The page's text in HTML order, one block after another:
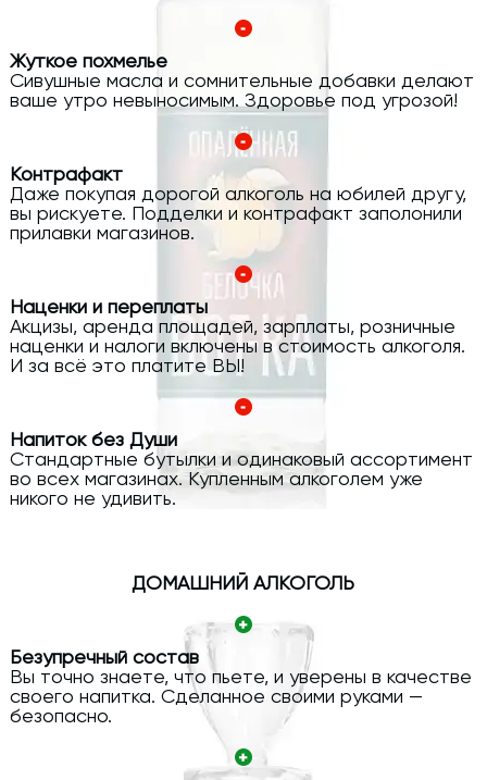
Жуткое похмелье
Сивушные масла и сомнительные добавки делают
ваше утро невыносимым. Здоровье под угрозой!
Контрафакт
Даже покупая дорогой алкоголь на юбилей другу,
вы рискуете. Подделки и контрафакт заполонили
прилавки магазинов.
Наценки и переплаты
Акцизы, аренда площадей, зарплаты, розничные
наценки и налоги включены в стоимость алкоголя.
И за всё это платите ВЫ!
Напиток без Души
Стандартные бутылки и одинаковый ассортимент
во всех магазинах. Купленным алкоголем уже
никого не удивить.
ДОМАШНИЙ АЛКОГОЛЬ
Безупречный состав
Вы точно знаете, что пьете, и уверены в качестве
своего напитка. Сделанное своими руками —
безопасно.